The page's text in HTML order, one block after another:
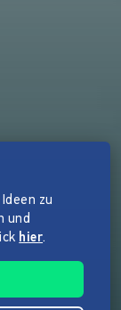
zu
und
hier.